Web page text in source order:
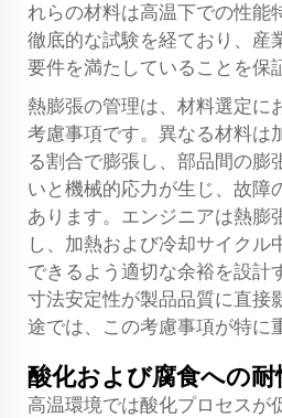
れらの材料は高温下での性能
徹底的な試験を経ており、産
要件を満たしていることを保
熱膨張の管理は、材料選定に
考慮事項です。異なる材料は
る割合で膨張し、部品間の膨
いと機械的応力が生じ、故障
あります。エンジニアは熱膨
し、加熱および冷却サイクル
できるよう適切な余裕を設計
寸法安定性が製品品質に直接
途では、この考慮事項が特に
酸化および腐食への耐
高温環境では酸化プロセスが